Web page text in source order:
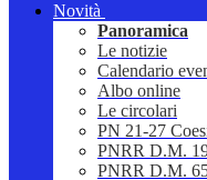
Novità
Panoramica
Le notizie
Calendario
Albo online
Le circolari
PN 21-27
PNRR D.M.
PNRR D.M.